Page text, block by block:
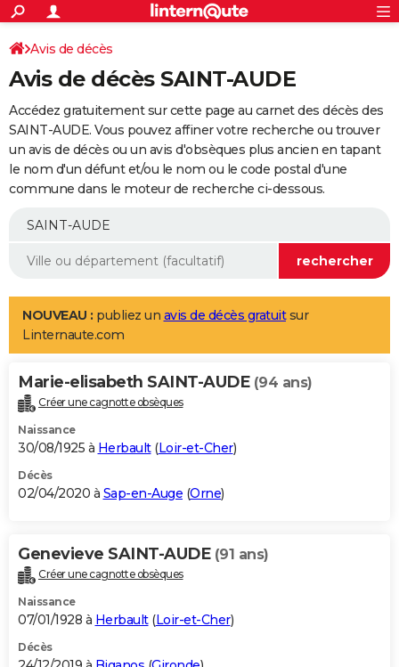
ACTUALITÉS
Politique
Société
Faits Divers
Education
Monde
Villes
+
SPORT
Coupe du monde 2026
Football
Tennis
Cyclisme
Rugby
Forum
Programme TV
TNT
Streaming
Cinéma
Sorties cinéma
Musique
+
FINANCE
Impôts
Immobilier
Risques naturels par ville
Banque
Assurance
Crédit
AUTO
Essais
Réserver un essai
Citadines
Berlines
SUV
Forum auto
+
Mobiles
Meilleur smartphone
Internet
Ordinateurs
Jeux vidéo
Guide high-tech
Aménagement intérieur
LIFESTYLE
Art de vivre
Bien-être
Loisirs
Mode
Modes de vie
Alimentation
Guide de la santé
Maladies
Médicaments
Sommeil
VOYAGE
Destinations
City break
Voyage nature
Voyage de noces
Forum
Climat
+PHOTO
GUIDES D'ACHAT
BONS PLANS
Carte de Noël
Carte Bonne année
Carte Saint-Valentin
Carte Pâques
Carte d'anniversaire
DICTIONNAIRE
Dictionnaire
Biographies
Citations
Expressions
Proverbes
PROGRAMME TV
Avis de décès
Avis de décès SAINT-AUDE
Accédez gratuitement sur cette page au carnet des décès des
SAINT-AUDE. Vous pouvez affiner votre recherche ou trouver
un avis de décès ou un avis d'obsèques plus ancien en tapant
le nom d'un défunt et/ou le nom ou le code postal d'une
commune dans le moteur de recherche ci-dessous.
NOUVEAU : publiez un avis de décès gratuitsur
Linternaute.com
Marie-elisabeth SAINT-AUDE (94 ans)
Créer une cagnotte obsèques
Naissance
30/08/1925 à Herbault(Loir-et-Cher)
Décès
02/04/2020 à Sap-en-Auge (Orne)
Genevieve SAINT-AUDE (91 ans)
Créer une cagnotte obsèques
Naissance
07/01/1928 à Herbault(Loir-et-Cher)
Décès